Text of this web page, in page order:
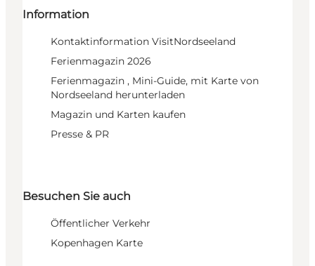
Information
Kontaktinformation VisitNordseeland
Ferienmagazin 2026
Ferienmagazin , Mini-Guide, mit Karte von
Nordseeland herunterladen
Magazin und Karten kaufen
Presse & PR
Besuchen Sie auch
Öffentlicher Verkehr
Kopenhagen Karte